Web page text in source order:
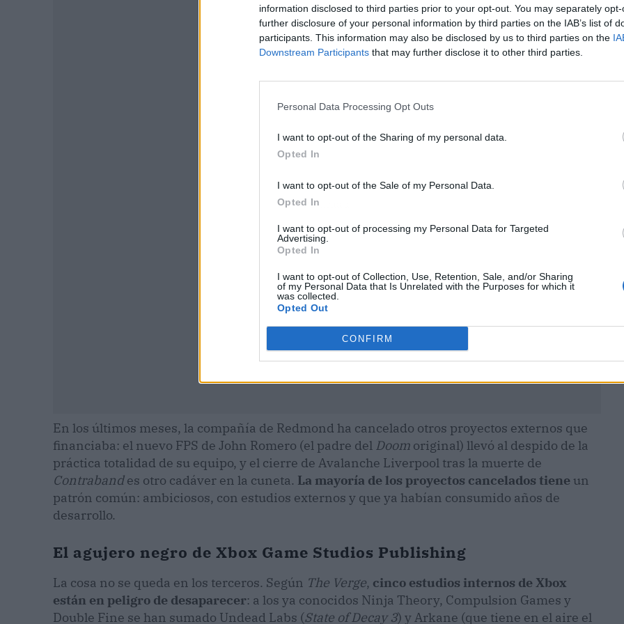
information disclosed to third parties prior to your opt-out. You may separately
further disclosure of your personal information by third parties on the IAB’s list of
participants. This information may also be disclosed by us to third parties on the
Downstream Participants that may further disclose it to other third parties.
Personal Data Processing Opt Outs
I want to opt-out of the Sharing of my personal data.
Opted In
I want to opt-out of the Sale of my Personal Data.
Opted In
I want to opt-out of processing my Personal Data for Targeted
Advertising.
Opted In
I want to opt-out of Collection, Use, Retention, Sale, and/or Sharing
of my Personal Data that Is Unrelated with the Purposes for which it
was collected.
Opted Out
CONFIRM
Publicidad
En los últimos meses, la compañía de Redmond ha cancelado otros proyectos externos que
financiaba: el nuevo FPS de John Romero (el padre del Doom original) llevó al despido de la
práctica totalidad de su equipo, y el cierre de Avalanche Liverpool tras la muerte de
Contrabandes otro cadáver en la cuneta. La mayoría de los proyectos cancelados tiene un
patrón común: ambiciosos, con estudios externos y que ya habían consumido años de
desarrollo.
El agujero negro de Xbox Game Studios Publishing
La cosa no se queda en los terceros. Según The Verge, cinco estudios internos de Xbox
están en peligro de desaparecer: a los ya conocidos Ninja Theory, Compulsion Games y
Double Fine se han sumado Undead Labs (State of Decay 3) y Arkane (que tiene en el aire el